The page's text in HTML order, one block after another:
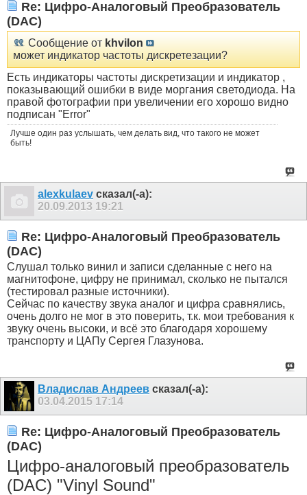
Re: Цифро-Аналоговый Преобразователь
(DAC)
Сообщение от khvilon
может индикатор частоты дискретезации?
Есть индикаторы частоты дискретизации и индикатор ,
показывающий ошибки в виде моргания светодиода. На
правой фотографии при увеличении его хорошо видно
подписан "Error"
Лучше один раз услышать, чем делать вид, что такого не может
быть!
alexkulaev сказал(-а):
20.09.2013 19:21
Re: Цифро-Аналоговый Преобразователь
(DAC)
Слушал только винил и записи сделанные с него на
магнитофоне, цифру не принимал, сколько не пытался
(тестировал разные источники).
Сейчас по качеству звука аналог и цифра сравнялись,
очень долго не мог в это поверить, т.к. мои требования к
звуку очень высоки, и всё это благодаря хорошему
транспорту и ЦАПу Сергея Глазунова.
Владислав Андреев сказал(-а):
03.04.2015 17:14
Re: Цифро-Аналоговый Преобразователь
(DAC)
Цифро-аналоговый преобразователь
(DAC) "Vinyl Sound"